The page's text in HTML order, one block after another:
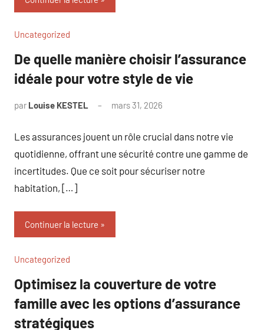
Uncategorized
De quelle manière choisir l’assurance
idéale pour votre style de vie
par Louise KESTEL mars 31, 2026
Les assurances jouent un rôle crucial dans notre vie
quotidienne, offrant une sécurité contre une gamme de
incertitudes. Que ce soit pour sécuriser notre
habitation, […]
Continuer la lecture
Uncategorized
Optimisez la couverture de votre
famille avec les options d’assurance
stratégiques